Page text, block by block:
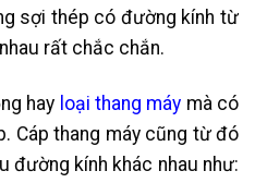
sợi thép có đường kính từ
rất chắc chắn.
hay loại thang máy mà có
Cáp thang máy cũng từ đó
đường kính khác nhau như: